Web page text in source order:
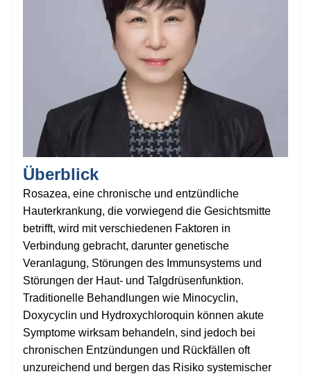
Überblick
Rosazea, eine chronische und entzündliche
Hauterkrankung, die vorwiegend die Gesichtsmitte
betrifft, wird mit verschiedenen Faktoren in
Verbindung gebracht, darunter genetische
Veranlagung, Störungen des Immunsystems und
Störungen der Haut- und Talgdrüsenfunktion.
Traditionelle Behandlungen wie Minocyclin,
Doxycyclin und Hydroxychloroquin können akute
Symptome wirksam behandeln, sind jedoch bei
chronischen Entzündungen und Rückfällen oft
unzureichend und bergen das Risiko systemischer